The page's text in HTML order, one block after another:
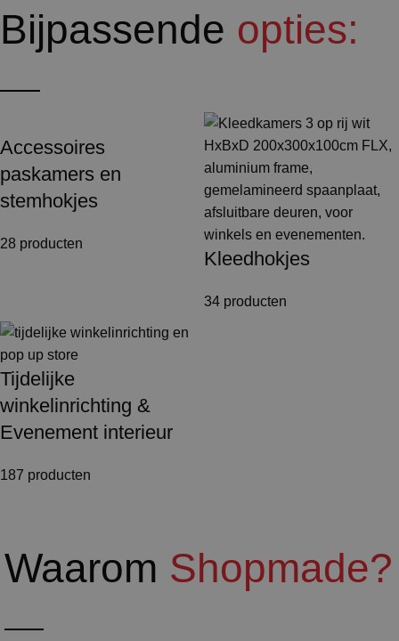
Bijpassende opties:
Accessoires
paskamers en
stemhokjes
28 producten
Kleedhokjes
34 producten
Tijdelijke
winkelinrichting &
Evenement interieur
187 producten
Waarom Shopmade?